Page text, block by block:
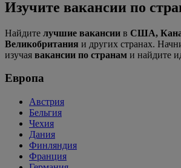
Изучите вакансии по
Найдите лучшие вакансии в США,
Великобритания и других странах.
изучая вакансии по странам и найдите
Европа
Австрия
Бельгия
Чехия
Дания
Финляндия
Франция